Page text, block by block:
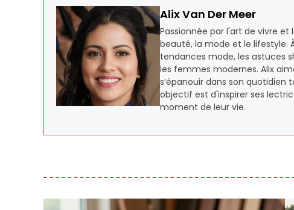
Alix Van Der Meer
Passionnée par l'art de vivre et
beauté, la mode et le lifestyle.
tendances mode, les astuces
les femmes modernes. Alix
s’épanouir dans son
objectif est d'inspirer ses
moment de leur vie.